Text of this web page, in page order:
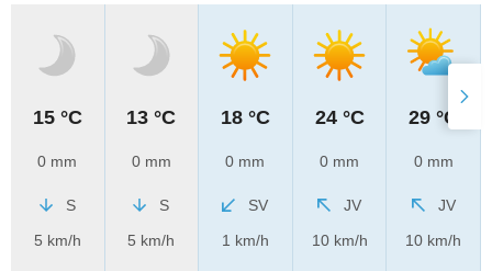
15 °C
0 mm
S
5 km/h
13 °C
0 mm
S
5 km/h
18 °C
0 mm
SV
1 km/h
24 °C
0 mm
JV
10 km/h
29 °C
0 mm
JV
10 km/h